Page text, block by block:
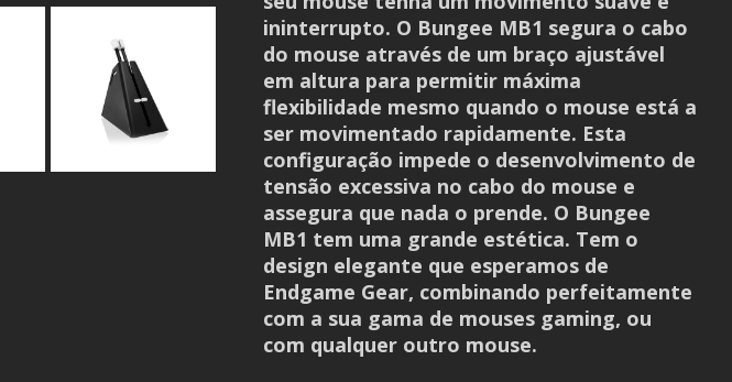
ininterrupto. O Bungee MB1 segura o cabo
do mouse através de um braço ajustável
em altura para permitir máxima
flexibilidade mesmo quando o mouse está a
ser movimentado rapidamente. Esta
configuração impede o desenvolvimento de
tensão excessiva no cabo do mouse e
assegura que nada o prende. O Bungee
MB1 tem uma grande estética. Tem o
design elegante que esperamos de
Endgame Gear, combinando perfeitamente
com a sua gama de mouses gaming, ou
com qualquer outro mouse.